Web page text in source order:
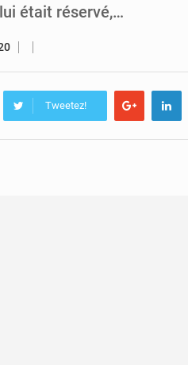
était réservé,…
Tweetez!